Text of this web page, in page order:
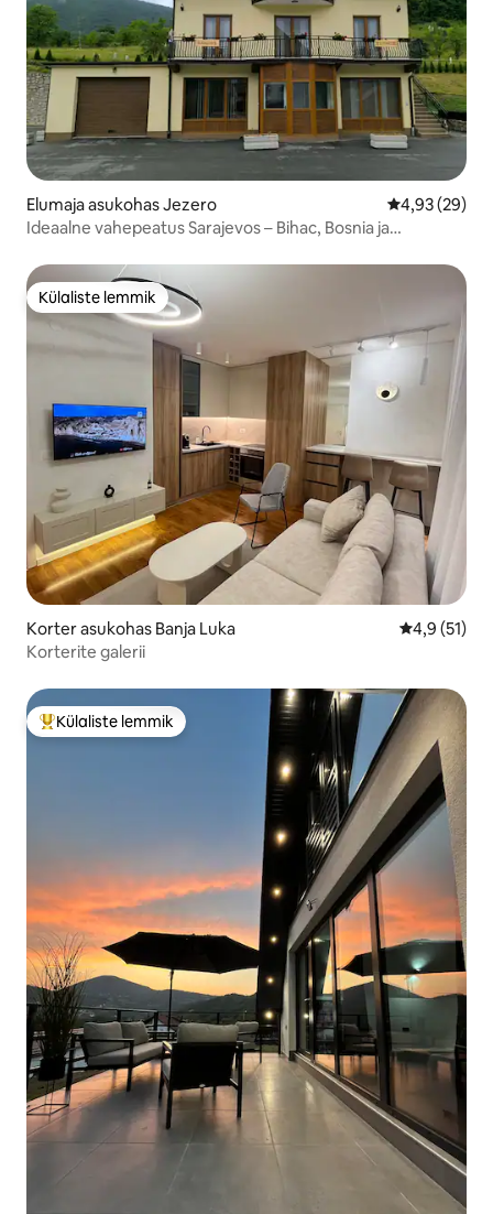
Elumaja asukohas Jezero Keskmine
4,93 (29)
Ideaalne vahepeatus Sarajevos – Bihac, Bosnia ja
Külaliste lemmik
Külaliste lemmik
Korter asukohas Banja Luka Keskmine
4,9 (51)
Korterite galerii
Külaliste suur lemmik
Külaliste lemmik